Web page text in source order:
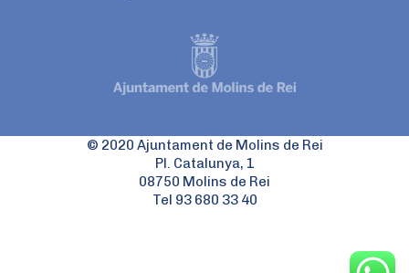
© 2020 Ajuntament de Molins de Rei
Pl. Catalunya, 1
08750 Molins de Rei
Tel 93 680 33 40